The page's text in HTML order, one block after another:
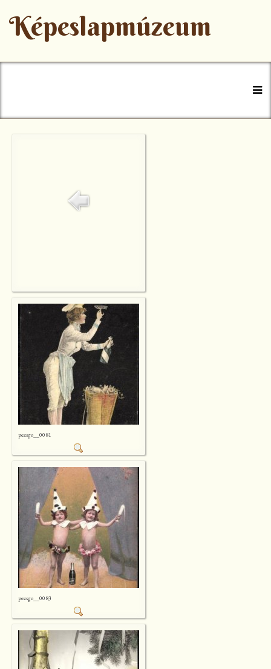
Képeslapmúzeum
+36 47 777-770 muzeum@szerencs.hu
pezsgo__0081
pezsgo__0083